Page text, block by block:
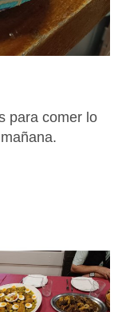
para comer lo